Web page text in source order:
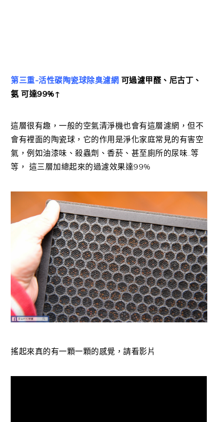
第三重-活性碳陶瓷球除臭濾網 可過濾甲醛、尼古丁、
氨 可達99%↑
這層很有趣，一般的空氣清淨機也會有這層濾網，但不
會有裡面的陶瓷球，它的作用是淨化家庭常見的有害空
氣，例如油漆味、殺蟲劑、香菸、甚至廁所的尿味..等
等， 這三層加總起來的過濾效果達99%
搖起來真的有一顆一顆的感覺，請看影片